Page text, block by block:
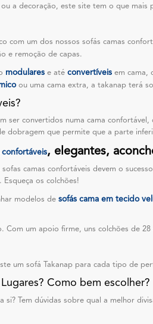
a decoração, este site tem o que mais
com um dos nossos sofás camas
e remoção de capas.
modulares e até convertíveis em cama,
ou uma cama extra, a takanap terá
ser convertidos numa cama
dobragem que permite que a parte
confortáveis, elegantes,
camas confortáveis devem o
os colchões!
modelos de sofás cama em tecido
Com um apoio firme, uns colchões de
um sofá Takanap para cada tipo de
Como bem escolher?
si? Tem dúvidas sobre qual a melhor